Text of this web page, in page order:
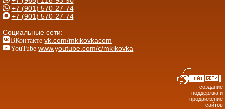
+7 (901) 570-27-74
+7 (901) 570-27-74
Социальные сети:
ВКонтакте vk.com/mkikovkacom
YouTube www.youtube.com/c/mkikovka
создание
поддержка и
продвижение
сайтов